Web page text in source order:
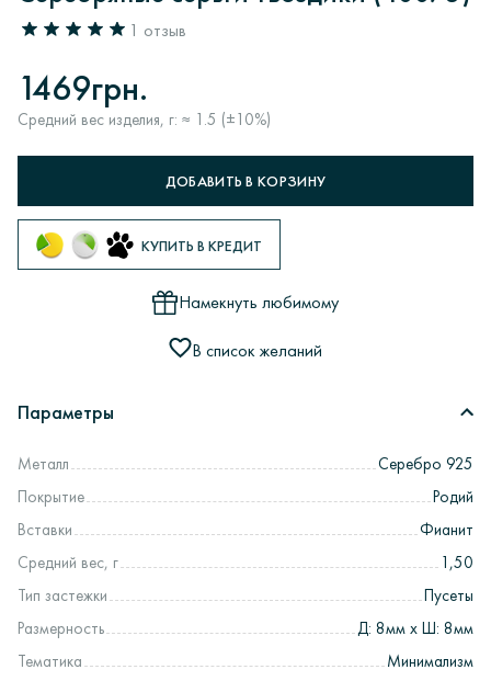
1 отзыв
1469грн.
Средний вес изделия, г: ≈ 1.5 (±10%)
ДОБАВИТЬ В КОРЗИНУ
КУПИТЬ В КРЕДИТ
Намекнуть любимому
В список желаний
Параметры
Металл
Серебро 925
Покрытие
Родий
Вставки
Фианит
Средний вес, г
1,50
Тип застежки
Пусеты
Размерность
Д: 8мм х Ш: 8мм
Тематика
Минимализм